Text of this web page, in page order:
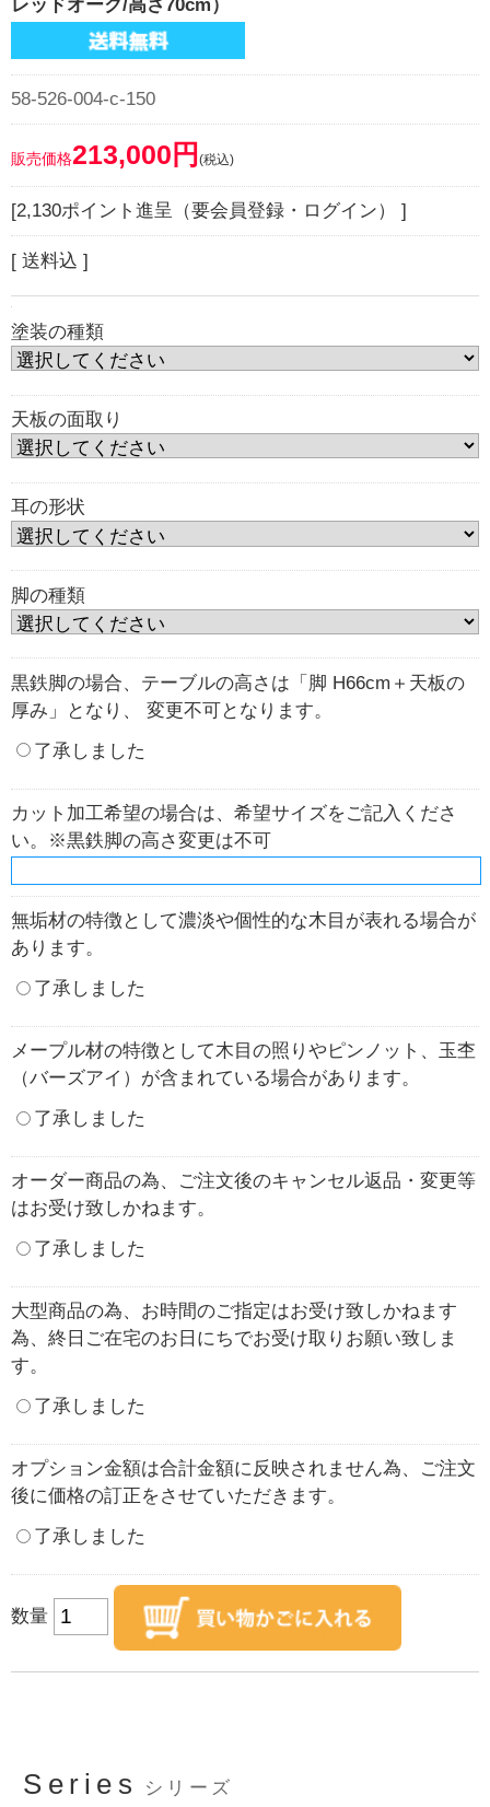
レッドオーク/高さ70cm）
58-526-004-c-150
販売価格213,000円 (税込)
[2,130ポイント進呈（要会員登録・ログイン） ]
[ 送料込 ]
塗装の種類
天板の面取り
耳の形状
脚の種類
黒鉄脚の場合、テーブルの高さは「脚 H66cm＋天板の
厚み」となり、 変更不可となります。
了承しました
カット加工希望の場合は、希望サイズをご記入くださ
い。※黒鉄脚の高さ変更は不可
無垢材の特徴として濃淡や個性的な木目が表れる場合が
あります。
了承しました
メープル材の特徴として木目の照りやピンノット、玉杢
（バーズアイ）が含まれている場合があります。
了承しました
オーダー商品の為、ご注文後のキャンセル返品・変更等
はお受け致しかねます。
了承しました
大型商品の為、お時間のご指定はお受け致しかねます
為、終日ご在宅のお日にちでお受け取りお願い致しま
す。
了承しました
オプション金額は合計金額に反映されません為、ご注文
後に価格の訂正をさせていただきます。
了承しました
数量
Series シリーズ